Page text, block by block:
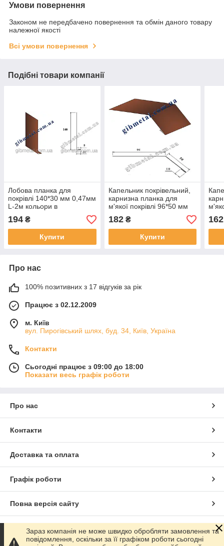
Умови повернення
Законом не передбачено повернення та обмін даного товару
належної якості
Всі умови повернення
Подібні товари компанії
Лобова планка для
покрівлі 140*30 мм 0,47мм
L-2м кольори в
асортименті
194 ₴
Купити
Капельник покрівельний,
карнизна планка для
м'якої покрівлі 96*50 мм
0,47мм L-2м кольори в
асортименті RAL
182₴
Купити
162
Про нас
100% позитивних з 17 відгуків за рік
Працює з 02.12.2009
м. Київ
вул. Пирогівський шлях, буд. 34, Київ, Україна
Контакти
Сьогодні працює з 09:00 до 18:00
Показати весь графік роботи
Про нас
Контакти
Доставка та оплата
Графік роботи
Повна версія сайту
Сайт створено на маркетплейсіProm.ua
Зараз компанія не може швидко обробляти замовлення та
повідомлення, оскільки за її графіком роботи сьогодні